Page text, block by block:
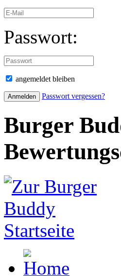
Passwort:
angemeldet bleiben
Passwort vergessen?
Burger